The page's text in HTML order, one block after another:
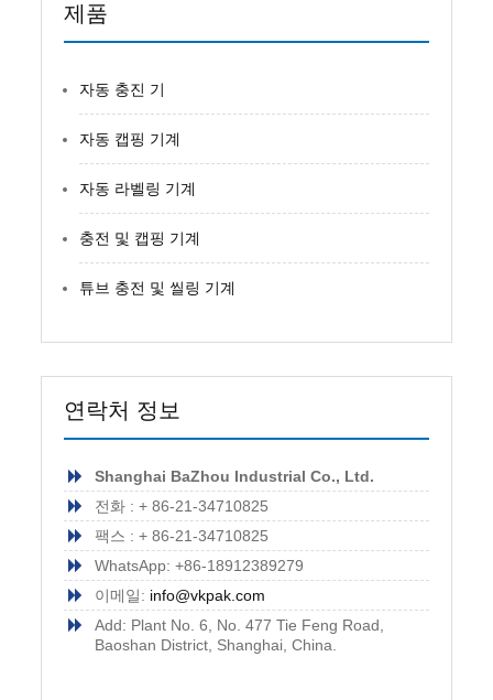
제품
자동 충진 기
자동 캡핑 기계
자동 라벨링 기계
충전 및 캡핑 기계
튜브 충전 및 씰링 기계
연락처 정보
Shanghai BaZhou Industrial Co., Ltd.
전화 : + 86-21-34710825
팩스 : + 86-21-34710825
WhatsApp: +86-18912389279
이메일: info@vkpak.com
Add: Plant No. 6, No. 477 Tie Feng Road,
Baoshan District, Shanghai, China.